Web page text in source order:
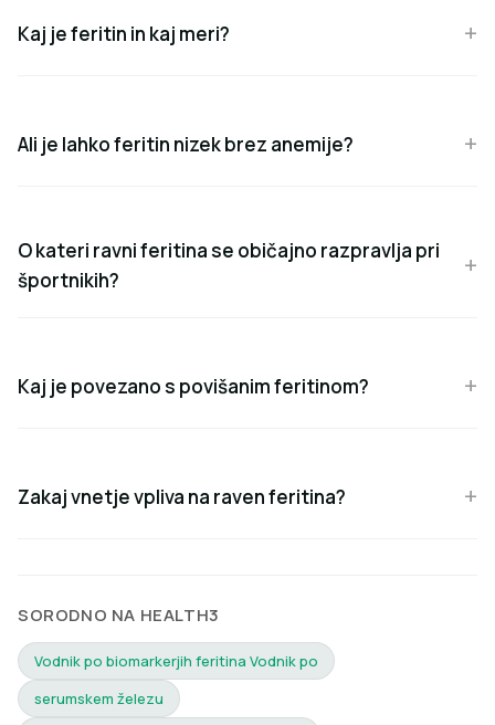
Kaj je feritin in kaj meri?
Ali je lahko feritin nizek brez anemije?
O kateri ravni feritina se običajno razpravlja pri
športnikih?
Kaj je povezano s povišanim feritinom?
Zakaj vnetje vpliva na raven feritina?
SORODNO NA HEALTH3
Vodnik po biomarkerjih feritina Vodnik po
serumskem železu